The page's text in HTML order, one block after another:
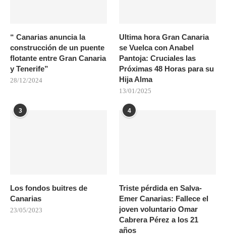
“ Canarias anuncia la
construcción de un puente
flotante entre Gran Canaria
y Tenerife”
28/12/2024
Ultima hora Gran Canaria
se Vuelca con Anabel
Pantoja: Cruciales las
Próximas 48 Horas para su
Hija Alma
13/01/2025
3
Los fondos buitres de
Canarias
23/05/2023
4
Triste pérdida en Salva-
Emer Canarias: Fallece el
joven voluntario Omar
Cabrera Pérez a los 21
años